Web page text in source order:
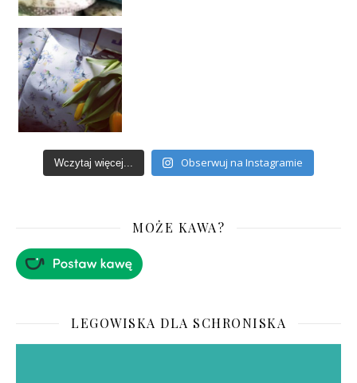
Wczytaj więcej... Obserwuj na Instagramie
MOŻE KAWA?
LEGOWISKA DLA SCHRONISKA